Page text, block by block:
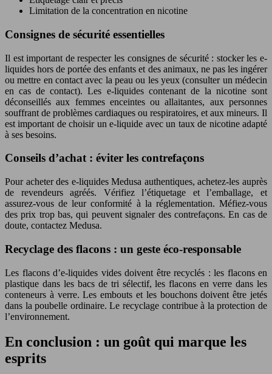
Limitation de la concentration en nicotine
Consignes de sécurité essentielles
Il est important de respecter les consignes de sécurité : stocker les e-
liquides hors de portée des enfants et des animaux, ne pas les ingérer
ou mettre en contact avec la peau ou les yeux (consulter un médecin
en cas de contact). Les e-liquides contenant de la nicotine sont
déconseillés aux femmes enceintes ou allaitantes, aux personnes
souffrant de problèmes cardiaques ou respiratoires, et aux mineurs. Il
est important de choisir un e-liquide avec un taux de nicotine adapté
à ses besoins.
Conseils d’achat : éviter les contrefaçons
Pour acheter des e-liquides Medusa authentiques, achetez-les auprès
de revendeurs agréés. Vérifiez l’étiquetage et l’emballage, et
assurez-vous de leur conformité à la réglementation. Méfiez-vous
des prix trop bas, qui peuvent signaler des contrefaçons. En cas de
doute, contactez Medusa.
Recyclage des flacons : un geste éco-responsable
Les flacons d’e-liquides vides doivent être recyclés : les flacons en
plastique dans les bacs de tri sélectif, les flacons en verre dans les
conteneurs à verre. Les embouts et les bouchons doivent être jetés
dans la poubelle ordinaire. Le recyclage contribue à la protection de
l’environnement.
En conclusion : un goût qui marque les
esprits